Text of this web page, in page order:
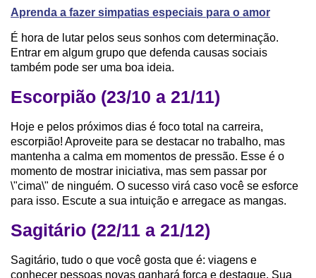
Aprenda a fazer simpatias especiais para o amor
É hora de lutar pelos seus sonhos com determinação.
Entrar em algum grupo que defenda causas sociais
também pode ser uma boa ideia.
Escorpião (23/10 a 21/11)
Hoje e pelos próximos dias é foco total na carreira,
escorpião! Aproveite para se destacar no trabalho, mas
mantenha a calma em momentos de pressão. Esse é o
momento de mostrar iniciativa, mas sem passar por
\"cima\" de ninguém. O sucesso virá caso você se esforce
para isso. Escute a sua intuição e arregace as mangas.
Sagitário (22/11 a 21/12)
Sagitário, tudo o que você gosta que é: viagens e
conhecer pessoas novas ganhará força e destaque. Sua